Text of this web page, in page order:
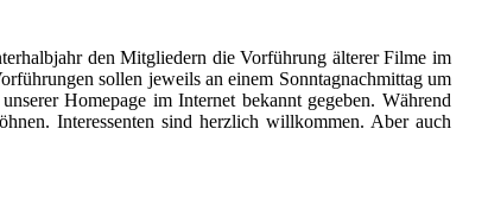
den Mitgliedern die Vorführung älterer Filme im
sollen jeweils an einem Sonntagnachmittag um
Homepage im Internet bekannt gegeben. Während
Interessenten sind herzlich willkommen. Aber auch